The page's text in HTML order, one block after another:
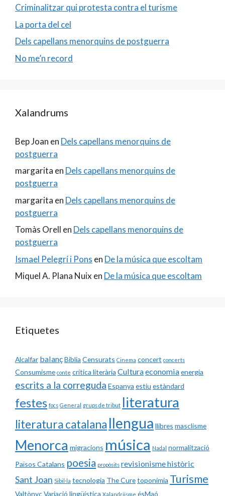
Criminalitzar qui protesta contra el turisme
La porta del cel
Dels capellans menorquins de postguerra
No me’n record
Xalandrums
Bep Joan en Dels capellans menorquins de
postguerra
margarita en Dels capellans menorquins de
postguerra
margarita en Dels capellans menorquins de
postguerra
Tomàs Orell en Dels capellans menorquins de
postguerra
Ismael Pelegrí i Pons en De la música que escoltam
Miquel A. Plana Nuix en De la música que escoltam
Etiquetes
Alcalfar balançBiblia Censurats Cinema concert concerts
Consumisme conte crítica literària Culturaeconomiaenergia
escrits a la correguda Espanya estiu estàndard
festes focs General grups de tribut literatura
literatura catalana llengua llibres masclisme
Menorca migracions música Nadal normalització
Països Catalans poesia propòsits revisionisme històric
Sant Joan Sibil·la tecnologia The Curetoponímia Turisme
ValtònycVariació lingüística Xalandriisme ésMaó